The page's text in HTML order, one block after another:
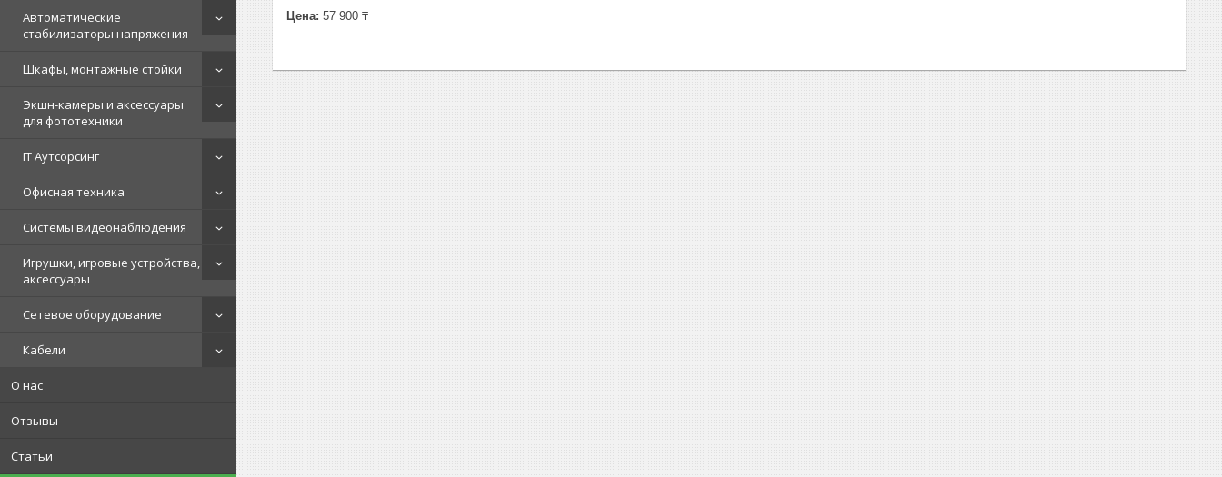
Автоматические
стабилизаторы напряжения
Шкафы, монтажные стойки
Экшн-камеры и аксессуары
для фототехники
IT Аутсорсинг
Офисная техника
Системы видеонаблюдения
Игрушки, игровые устройства,
аксессуары
Сетевое оборудование
Кабели
О нас
Отзывы
Статьи
Цена: 57 900 ₸